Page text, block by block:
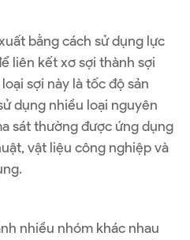
bằng cách sử dụng lực
liên kết xơ sợi thành sợi
sợi này là tốc độ sản
dụng nhiều loại nguyên
sát thường được ứng dụng
vật liệu công nghiệp và
nhiều nhóm khác nhau